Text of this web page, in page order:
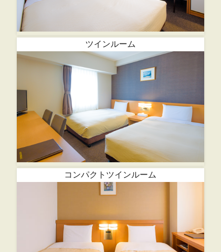
ツインルーム
コンパクトツインルーム